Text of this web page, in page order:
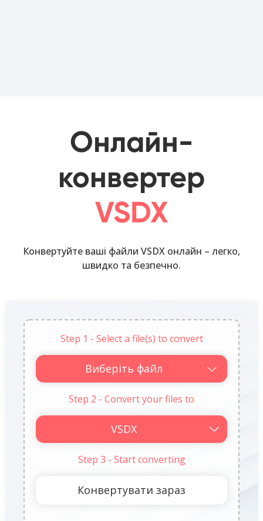
Онлайн-
конвертер
VSDX
Конвертуйте ваші файли VSDX онлайн – легко,
швидко та безпечно.
Step 1 - Select a file(s) to convert
Виберіть файл
Step 2 - Convert your files to
Step 3 - Start converting